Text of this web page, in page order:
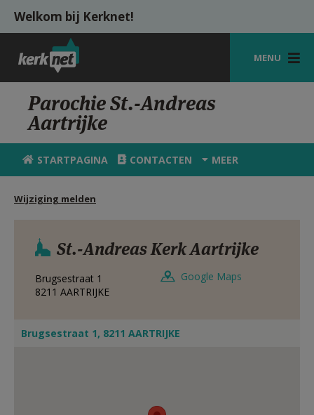
Overslaan en naar de inhoud gaan
Welkom bij Kerknet!
MENU
STARTPAGINA
KERK
VIERINGEN
HULP
MIJN PAROCHIE
AANMELDEN OF REGISTREREN
Parochie St.-Andreas
Aartrijke
STARTPAGINA CONTACTEN MEER
Wijziging melden
St.-Andreas Kerk Aartrijke
Brugsestraat 1
8211 AARTRIJKE
Google Maps
Brugsestraat 1, 8211 AARTRIJKE